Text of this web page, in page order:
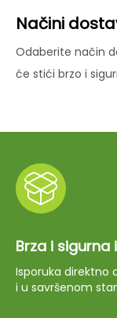
Načini
Odaberite način
će stići brzo i
Brza i sigurna
Isporuka direktno
i u savršenom